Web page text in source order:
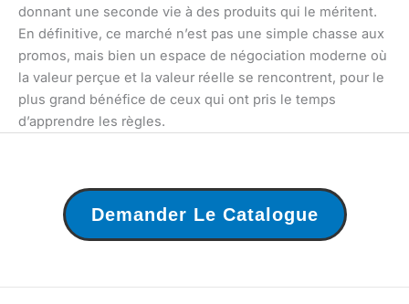
donnant une seconde vie à des produits qui le méritent.
En définitive, ce marché n’est pas une simple chasse aux
promos, mais bien un espace de négociation moderne où
la valeur perçue et la valeur réelle se rencontrent, pour le
plus grand bénéfice de ceux qui ont pris le temps
d’apprendre les règles.
Demander Le Catalogue